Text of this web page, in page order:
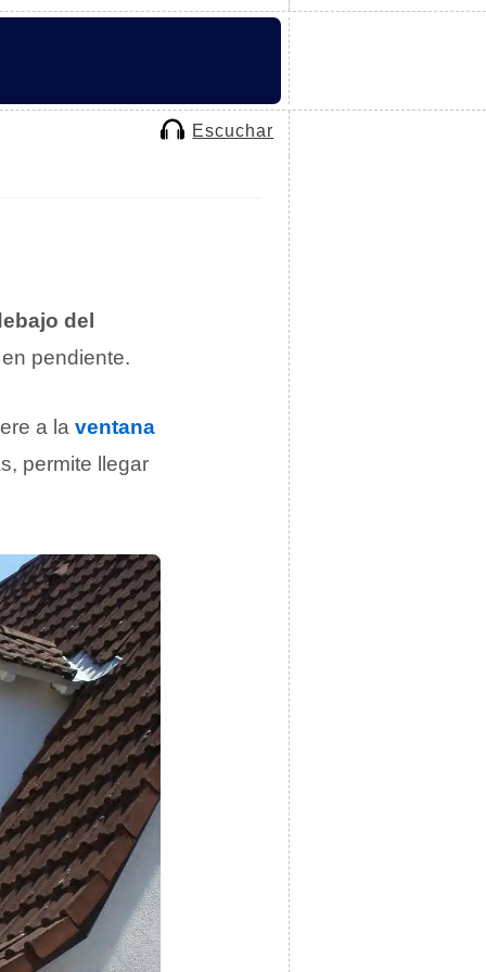
Escuchar
del
pendiente.
a la ventana
permite llegar